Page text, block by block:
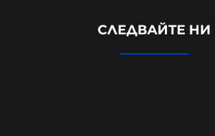
украинската посланичка
СЛЕДВАЙТЕ НИ